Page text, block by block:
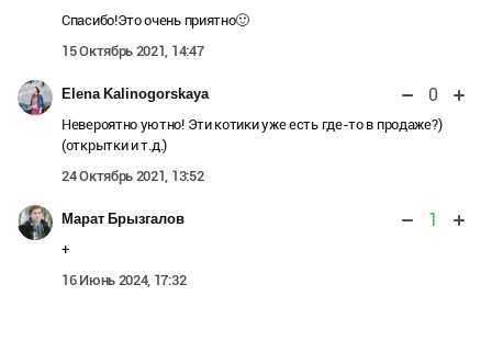
Спасибо!Это очень приятно🙂
15 Октябрь 2021, 14:47
Elena Kalinogorskaya 0
Невероятно уютно! Эти котики уже есть где-то в продаже?)
(открытки и т.д.)
24 Октябрь 2021, 13:52
Марат Брызгалов 1
+
16 Июнь 2024, 17:32